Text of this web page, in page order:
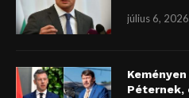
július 6, 2026
Péternek,